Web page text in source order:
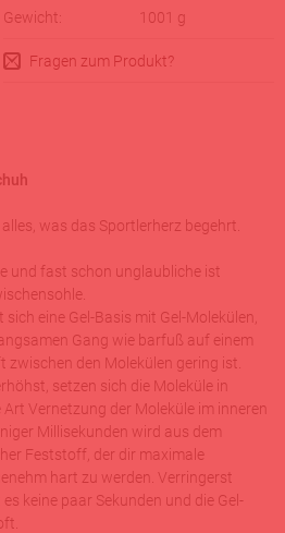
Gewicht:
1001 g
Fragen zum Produkt?
was das Sportlerherz begehrt.
und fast schon unglaubliche ist
eine Gel-Basis mit Gel-Molekülen,
Gang wie barfuß auf einem
den Molekülen gering ist.
setzen sich die Moleküle in
Vernetzung der Moleküle im inneren
Millisekunden wird aus dem
Feststoff, der dir maximale
hart zu werden. Verringerst
keine paar Sekunden und die Gel-